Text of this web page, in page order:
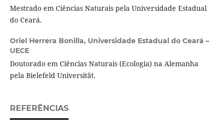
Mestrado em Ciências Naturais pela Universidade Estadual
do Ceará.
Oriel Herrera Bonilla, Universidade Estadual do Ceará –
UECE
Doutorado em Ciências Naturais (Ecologia) na Alemanha
pela Bielefeld Universität.
REFERÊNCIAS